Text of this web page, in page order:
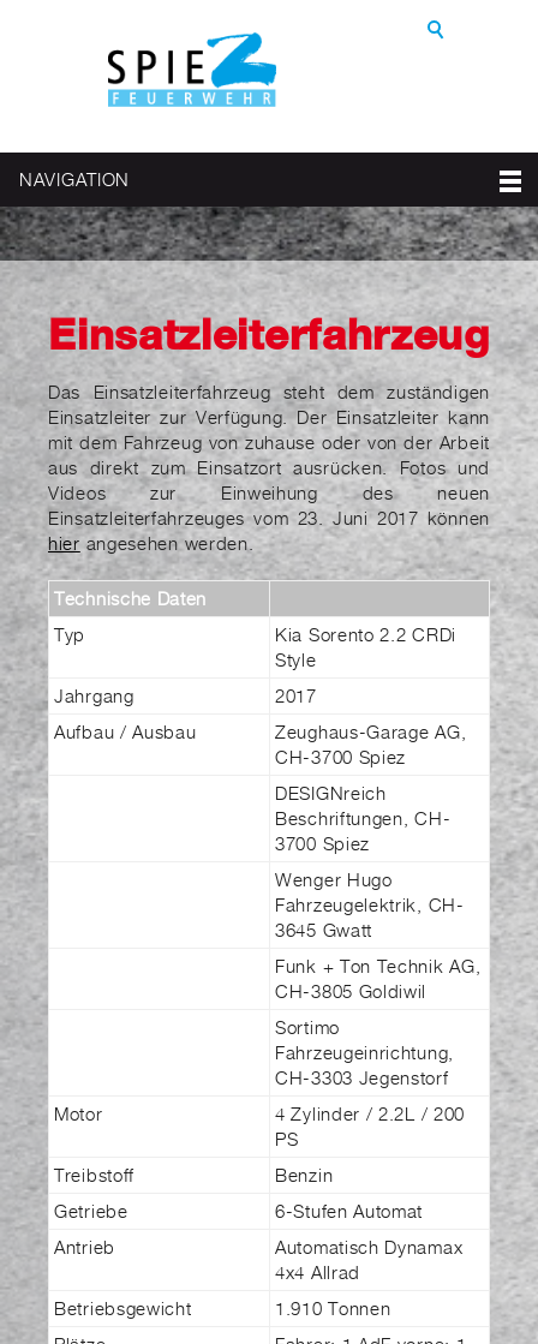
NAVIGATION
Einsatzleiterfahrzeug
Das Einsatzleiterfahrzeug steht dem zuständigen
Einsatzleiter zur Verfügung. Der Einsatzleiter kann
mit dem Fahrzeug von zuhause oder von der Arbeit
aus direkt zum Einsatzort ausrücken. Fotos und
Videos zur Einweihung des neuen
Einsatzleiterfahrzeuges vom 23. Juni 2017 können
hier angesehen werden.
Technische Daten
Typ
Kia Sorento 2.2 CRDi
Style
Jahrgang
2017
Aufbau / Ausbau
Zeughaus-Garage AG,
CH-3700 Spiez
DESIGNreich
Beschriftungen, CH-
3700 Spiez
Wenger Hugo
Fahrzeugelektrik, CH-
3645 Gwatt
Funk + Ton Technik AG,
CH-3805 Goldiwil
Sortimo
Fahrzeugeinrichtung,
CH-3303 Jegenstorf
Motor
4 Zylinder / 2.2L / 200
PS
Treibstoff
Benzin
Getriebe
6-Stufen Automat
Antrieb
Automatisch Dynamax
4x4 Allrad
Betriebsgewicht
1.910 Tonnen